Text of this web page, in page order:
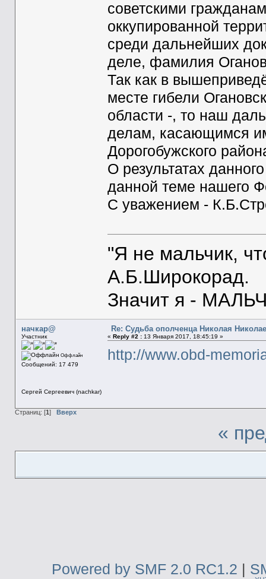
советскими
оккупированной
среди дальнейших
деле, фамилия
Так как в
месте гибели
области -, то наш
делам, касающимся
Дорогобужского
О результатах
данной теме нашего
С уважением -
"Я не мальчик,
А.Б.Широкорад.
Значит я -
начкар@
Участник
Оффлайн
Сообщений: 17 479
Сергей Сергеевич (nachkar)
Re: Судьба ополченца Николая
« Reply #2 :13 Января 2017, 18:45:19 »
http://www.obd-
Страниц: [1] Вверх
«
Powered by SMF 2.0 RC1.2 |